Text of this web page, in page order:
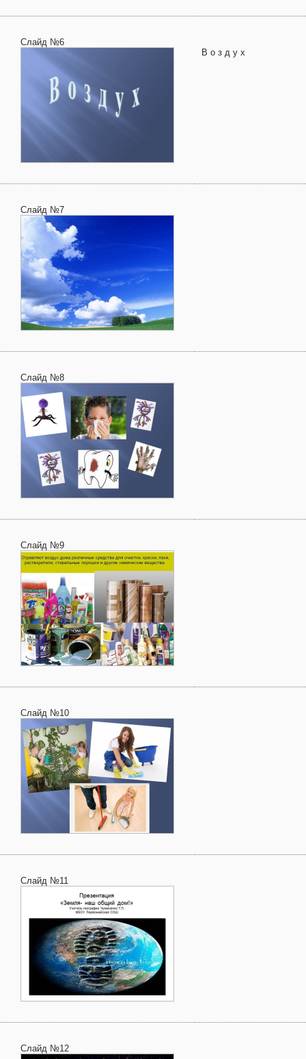
Слайд №6
В о з д у х
Слайд №7
Слайд №8
Слайд №9
Слайд №10
Слайд №11
Слайд №12